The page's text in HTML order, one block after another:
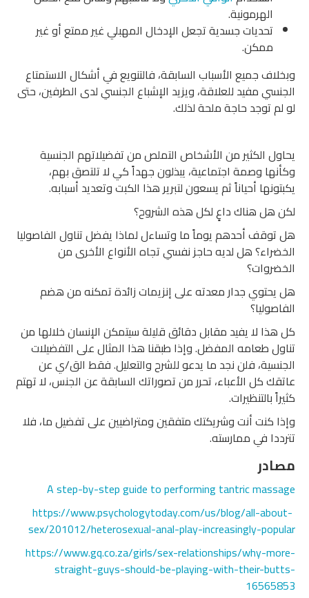
الهرمونية.
تحديات جسدية تجعل الإدخال المهبلي غير ممتع أو غير
ممكن.
وبخلاف جميع الأسباب السابقة، فالتنويع في أشكال الاستمتاع
الجنسي مفيد للعلاقة، ويزيد الإشباع الجنسي لدى الطرفين، حتى
لو لم توجد حاجة ملحة لذلك.
يحاول الكثير من الأشخاص التملص من تفضيلاتهم الجنسية
وكأنها وصمة اجتماعية، يبذلون جهداً كي لا تلتصق بهم،
يكبتونها أحياناً ثم يسعون لتبرير هذا الكبت وتعديد أسبابه.
لكن هل هناك داعٍ لكل هذه الشروح؟
هل توقف أحدهم يوماً ما وتساءل لماذا يفضل تناول الفاصوليا
الخضراء؟ هل لديه حاجز نفسي تجاه الأنواع الأخرى من
الخضروات؟
هل يحتوي جدار معدته على إنزيمات زائدة تمكنه من هضم
الفاصوليا؟
كل هذا لا يفيد مقابل دقائق قليلة سيتمكن الإنسان خلالها من
تناول طعامه المفضل. وإذا طبقنا هذا المثال على التفضيلات
الجنسية، فلن نجد ما يدعو للشرح والتعليل. فقط الق/ي عن
عاتقك كل الأعباء، تحرر من تصوراتك السابقة عن الجنس، لا تهتم
كثيراً بالتنظيرات.
وإذا كنت أنت وشريكتك متفقين ومتراضيين على تفضيل ما، فلا
تترددا في ممارسته.
مصادر
A step-by-step guide to performing tantric massage
https://www.psychologytoday.com/us/blog/all-about-
sex/201012/heterosexual-anal-play-increasingly-popular
https://www.gq.co.za/girls/sex-relationships/why-more-
straight-guys-should-be-playing-with-their-butts-
16565853